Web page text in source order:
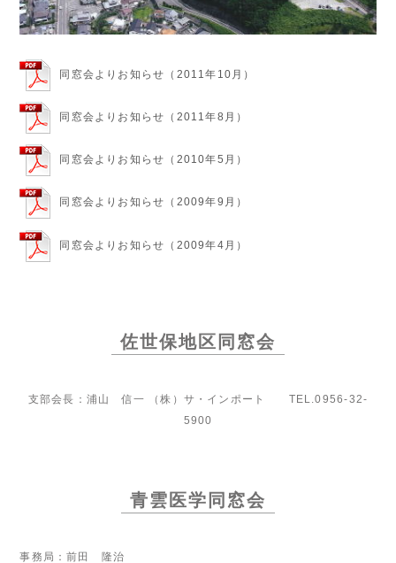
同窓会よりお知らせ（2011年10月）
同窓会よりお知らせ（2011年8月）
同窓会よりお知らせ（2010年5月）
同窓会よりお知らせ（2009年9月）
同窓会よりお知らせ（2009年4月）
佐世保地区同窓会
支部会長：浦山 信一 （株）サ・インポート TEL.0956-32-
5900
青雲医学同窓会
事務局：前田 隆治